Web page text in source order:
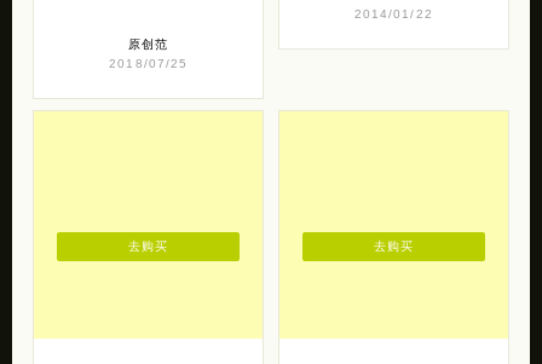
原创范
2018/07/25
2014/01/22
去购买 去购买